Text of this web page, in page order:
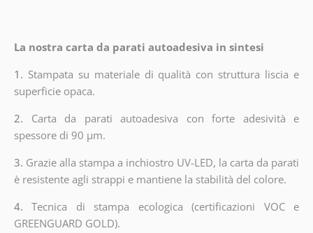
La nostra carta da parati autoadesiva in sintesi
1. Stampata su materiale di qualità con struttura liscia e
superficie opaca.
2. Carta da parati autoadesiva con forte adesività e
spessore di 90 µm.
3. Grazie alla stampa a inchiostro UV-LED, la carta da parati
è resistente agli strappi e mantiene la stabilità del colore.
4.Tecnica di stampa ecologica (certificazioni VOC e
GREENGUARD GOLD).